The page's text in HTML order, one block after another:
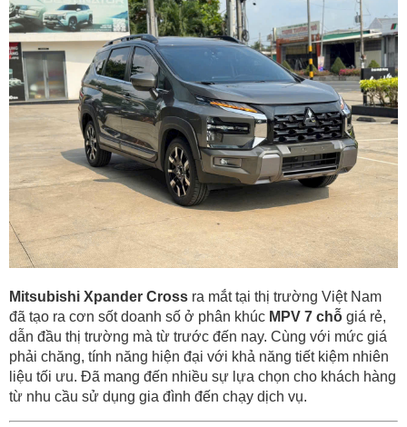
Mitsubishi Xpander Cross ra mắt tại thị trường Việt Nam
đã tạo ra cơn sốt doanh số ở phân khúc MPV 7 chỗ giá rẻ,
dẫn đầu thị trường mà từ trước đến nay. Cùng với mức giá
phải chăng, tính năng hiện đại với khả năng tiết kiệm nhiên
liệu tối ưu. Đã mang đến nhiều sự lựa chọn cho khách hàng
từ nhu cầu sử dụng gia đình đến chạy dịch vụ.